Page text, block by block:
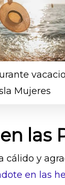
Mujeres
las
cálido y
en las